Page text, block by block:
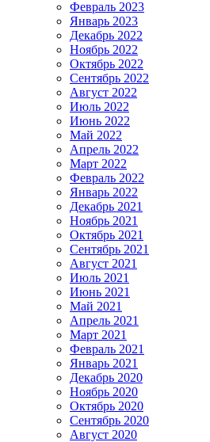
Февраль 2023
Январь 2023
Декабрь 2022
Ноябрь 2022
Октябрь 2022
Сентябрь 2022
Август 2022
Июль 2022
Июнь 2022
Май 2022
Апрель 2022
Март 2022
Февраль 2022
Январь 2022
Декабрь 2021
Ноябрь 2021
Октябрь 2021
Сентябрь 2021
Август 2021
Июль 2021
Июнь 2021
Май 2021
Апрель 2021
Март 2021
Февраль 2021
Январь 2021
Декабрь 2020
Ноябрь 2020
Октябрь 2020
Сентябрь 2020
Август 2020